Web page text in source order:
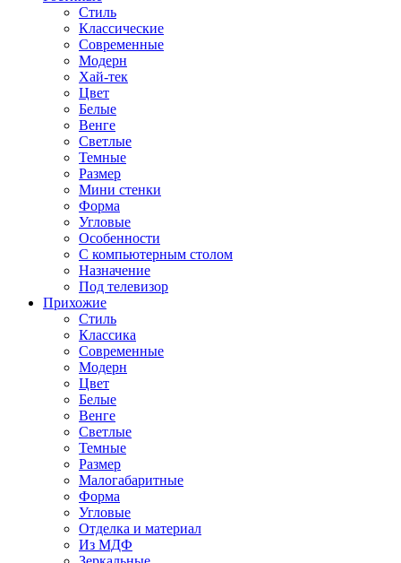
Стиль
Классические
Современные
Модерн
Хай-тек
Цвет
Белые
Венге
Светлые
Темные
Размер
Мини стенки
Форма
Угловые
Особенности
С компьютерным столом
Назначение
Под телевизор
Прихожие
Стиль
Классика
Современные
Модерн
Цвет
Белые
Венге
Светлые
Темные
Размер
Малогабаритные
Форма
Угловые
Отделка и материал
Из МДФ